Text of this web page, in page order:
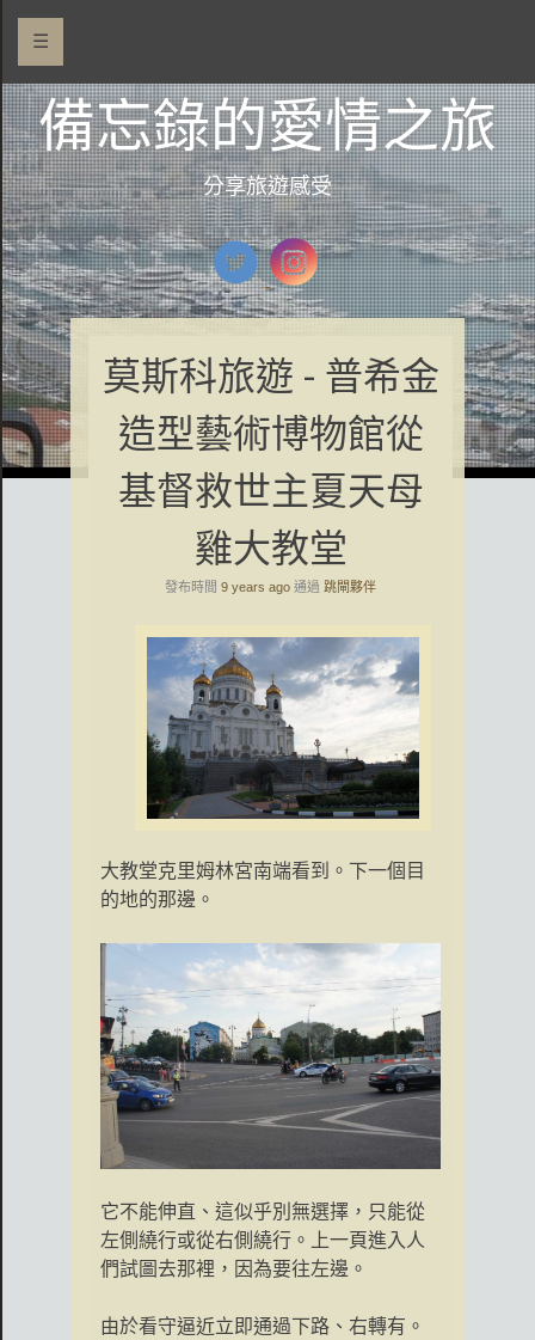
☰
備忘錄的愛情之旅
分享旅遊感受
莫斯科旅遊 - 普希金
造型藝術博物館從
基督救世主夏天母
雞大教堂
發布時間 9 years ago 通過 跳閘夥伴
大教堂克里姆林宮南端看到。下一個目
的地的那邊。
它不能伸直、這似乎別無選擇，只能從
左側繞行或從右側繞行。上一頁進入人
們試圖去那裡，因為要往左邊。
由於看守逼近立即通過下路、右轉有。